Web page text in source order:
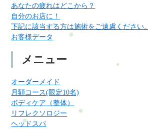
あなたの疲れはどこから？
自分のお店に！
下記に該当する方は施術をご遠慮ください。
お客様データ
メニュー
オーダーメイド
月額コース(限定10名)
ボディケア（整体）
リフレクソロジー
ヘッドスパ